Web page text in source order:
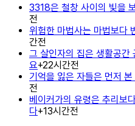
3318은 철창 사이의 빛을
전
위험한 마법사는 마법보다
간전
그 살인자의 집은 생활공간
요+22시간전
기억을 잃은 자들은 먼저
전
베이커가의 유령은 추리보
다+13시간전